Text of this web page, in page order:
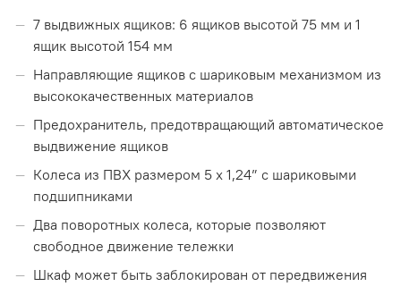
7 выдвижных ящиков: 6 ящиков высотой 75 мм и 1
ящик высотой 154 мм
Направляющие ящиков с шариковым механизмом из
высококачественных материалов
Предохранитель, предотвращающий автоматическое
выдвижение ящиков
Колеса из ПВХ размером 5 х 1,24” с шариковыми
подшипниками
Два поворотных колеса, которые позволяют
свободное движение тележки
Шкаф может быть заблокирован от передвижения